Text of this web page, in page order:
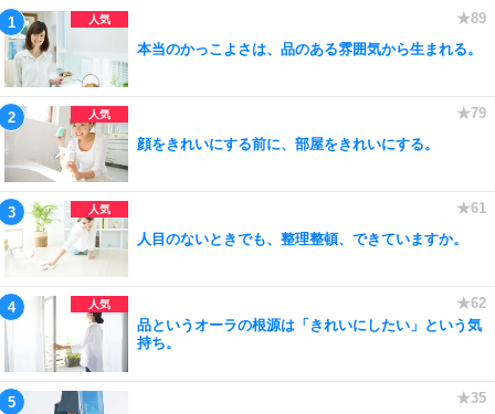
本当のかっこよさは、品のある雰囲気から生まれる。
顔をきれいにする前に、部屋をきれいにする。
人目のないときでも、整理整頓、できていますか。
品というオーラの根源は「きれいにしたい」という気
持ち。